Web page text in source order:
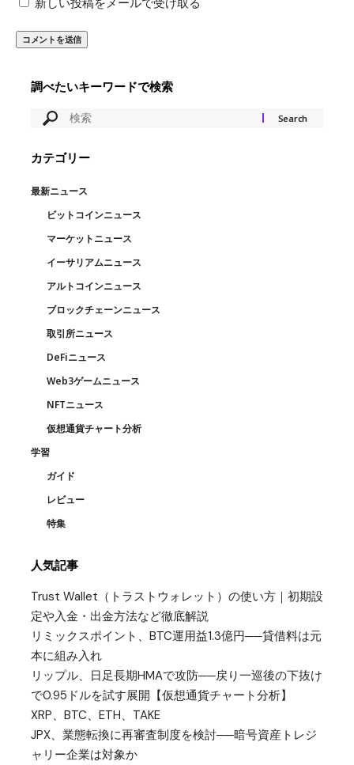
調べたいキーワードで検索
カテゴリー
最新ニュース
ビットコインニュース
マーケットニュース
イーサリアムニュース
アルトコインニュース
ブロックチェーンニュース
取引所ニュース
DeFiニュース
Web3ゲームニュース
NFTニュース
仮想通貨チャート分析
学習
ガイド
レビュー
特集
人気記事
Trust Wallet（トラストウォレット）の使い方｜初期設
定や入金・出金方法など徹底解説
リミックスポイント、BTC運用益1.3億円──貸借料は元
本に組み入れ
リップル、日足長期HMAで攻防──戻り一巡後の下抜け
で0.95ドルを試す展開【仮想通貨チャート分析】
XRP、BTC、ETH、TAKE
JPX、業態転換に再審査制度を検討──暗号資産トレジ
ャリー企業は対象か